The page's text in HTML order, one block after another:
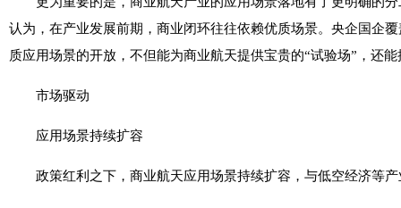
认为，在产业发展前期，商业闭环往往依赖优质场景。央企国企
质应用场景的开放，不但能为商业航天提供宝贵的“试验场”，还
市场驱动
应用场景持续扩容
政策红利之下，商业航天应用场景持续扩容，与低空经济等产